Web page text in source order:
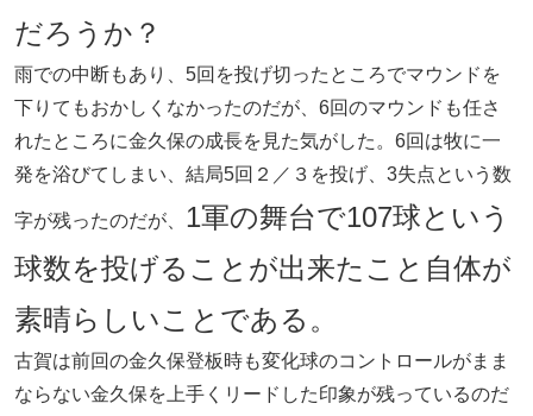
だろうか？
雨での中断もあり、5回を投げ切ったところでマウンドを
下りてもおかしくなかったのだが、6回のマウンドも任さ
れたところに金久保の成長を見た気がした。6回は牧に一
発を浴びてしまい、結局5回２／３を投げ、3失点という数
字が残ったのだが、 1軍の舞台で107球という
球数を投げることが出来たこと自体が
素晴らしいことである。
古賀は前回の金久保登板時も変化球のコントロールがまま
ならない金久保を上手くリードした印象が残っているのだ